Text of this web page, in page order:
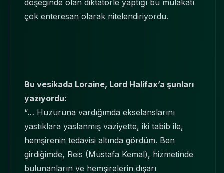
döşeğinde olan diktatörle yaptığı bu mülakâtı
çok enteresan olarak nitelendiriyordu.
Bu vesikada Loraine, Lord Halifax’a şunları
yazıyordu:
“… Huzuruna vardığımda ekselanslarını
yastıklara yaslanmış vaziyette, iki tabib ile,
hemşirenin tedavisi altında gördüm. Ben
girdiğimde, Reis (Mustafa Kemal), hizmetinde
bulunanların ve hemşirelerin dışarı